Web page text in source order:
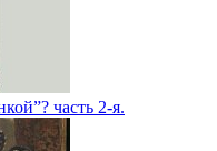
часть 2-я.